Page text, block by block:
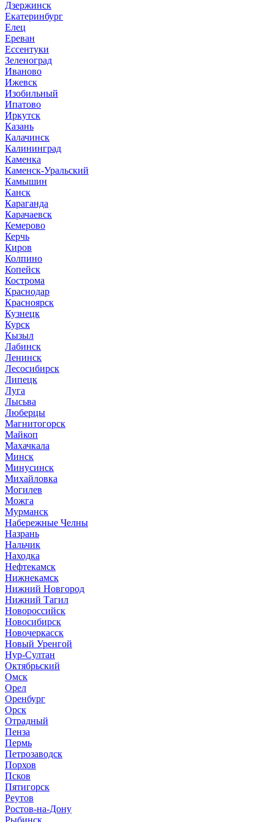
Дзержинск
Екатеринбург
Елец
Ереван
Ессентуки
Зеленоград
Иваново
Ижевск
Изобильный
Ипатово
Иркутск
Казань
Калачинск
Калининград
Каменка
Каменск-Уральский
Камышин
Канск
Караганда
Карачаевск
Кемерово
Керчь
Киров
Колпино
Копейск
Кострома
Краснодар
Красноярск
Кузнецк
Курск
Кызыл
Лабинск
Ленинск
Лесосибирск
Липецк
Луга
Лысьва
Люберцы
Магнитогорск
Майкоп
Махачкала
Минск
Минусинск
Михайловка
Могилев
Можга
Мурманск
Набережные Челны
Назрань
Нальчик
Находка
Нефтекамск
Нижнекамск
Нижний Новгород
Нижний Тагил
Новороссийск
Новосибирск
Новочеркасск
Новый Уренгой
Нур-Султан
Октябрьский
Омск
Орел
Оренбург
Орск
Отрадный
Пенза
Пермь
Петрозаводск
Порхов
Псков
Пятигорск
Реутов
Ростов-на-Дону